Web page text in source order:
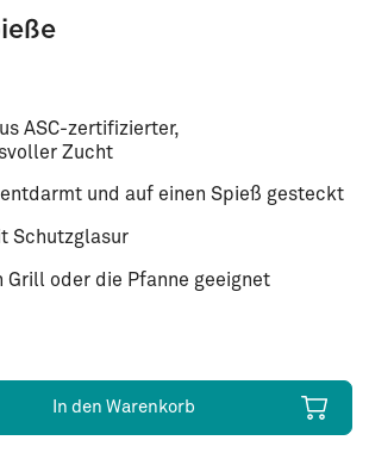
ASC-zertifizierter,
Zucht
und auf einen Spieß gesteckt
Schutzglasur
Grill oder die Pfanne geeignet
In den Warenkorb